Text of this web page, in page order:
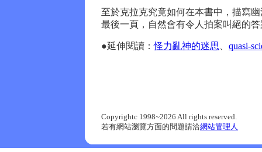
至於克拉克究竟如何在本書中，描寫
最後一頁，自然會有令人拍案叫絕的
●延伸閱讀：怪力亂神的迷思 quasi-
Copyrightc 1998~2026 All rights reserved.
若有網站瀏覽方面的問題請洽網站管理人